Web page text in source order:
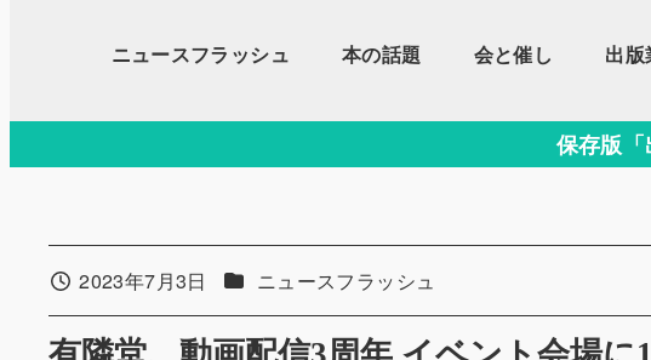
移
ニュースフラッシュ 本の話題 会と催し 出
保存版
投稿日2023年7月3日 カテゴリー
ニュースフラッシュ